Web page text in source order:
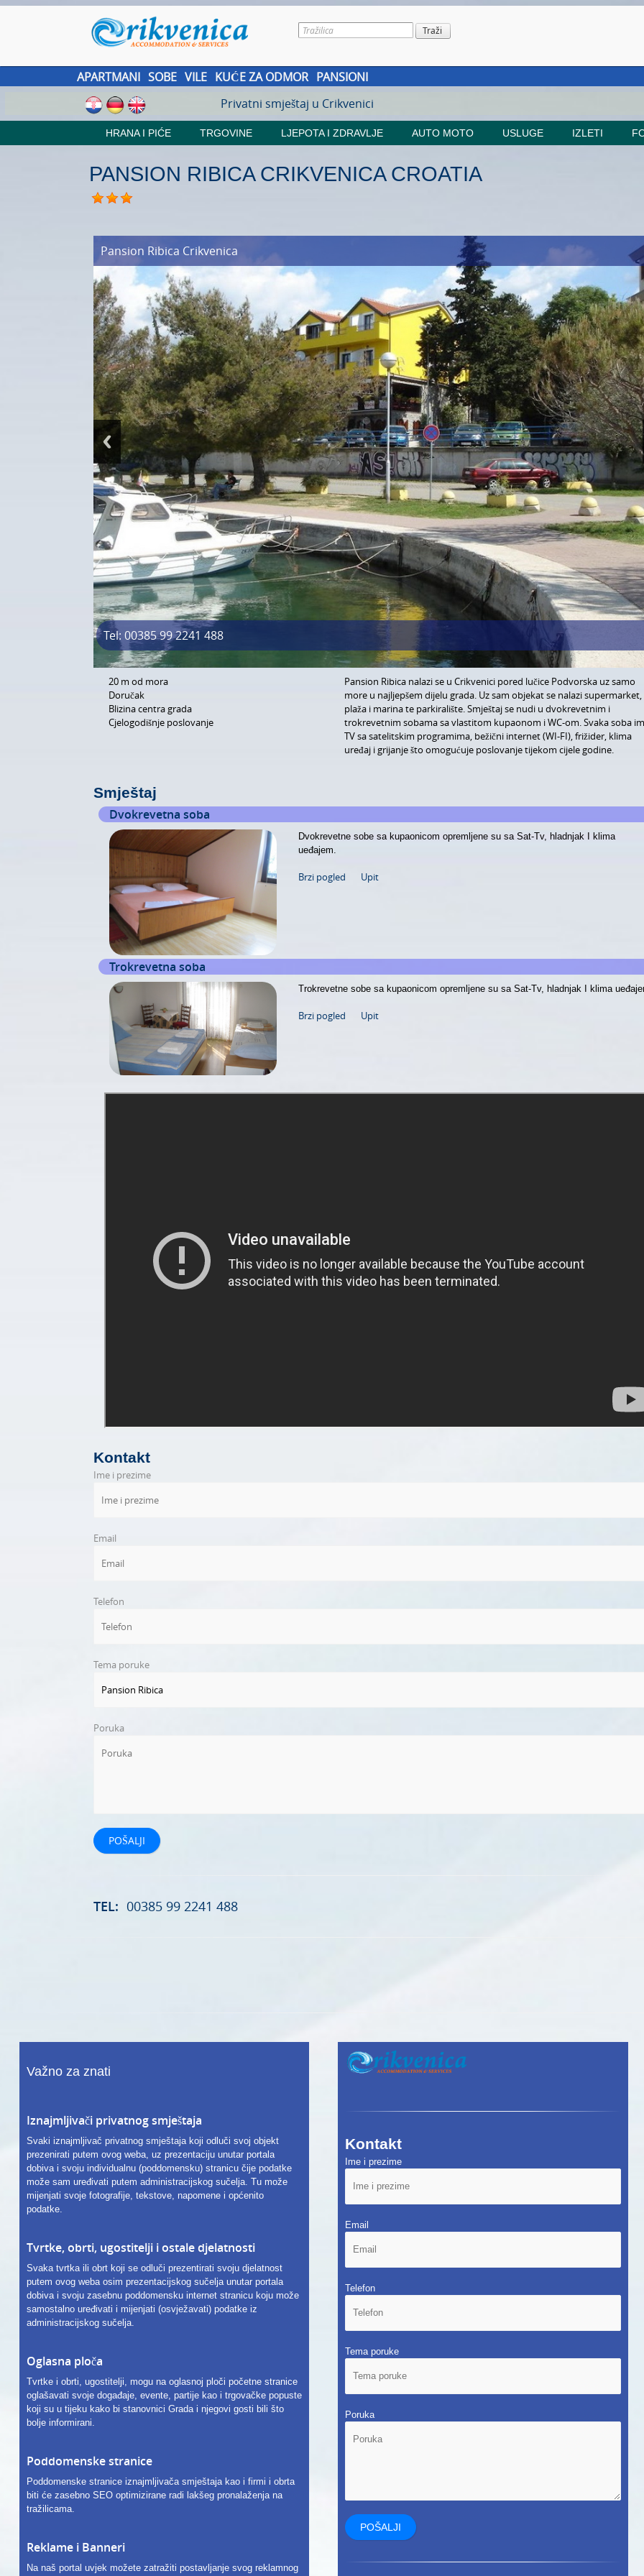
APARTMANI SOBE VILE KUĆE ZA ODMOR PANSIONI
Privatni smještaj u Crikvenici
HRANA I PIĆE TRGOVINE LJEPOTA I ZDRAVLJE AUTO MOTO USLUGE IZLETI
PANSION RIBICA CRIKVENICA CROATIA
Pansion Ribica Crikvenica
Tel: 00385 99 2241 488
20 m od mora
Doručak
Blizina centra grada
Cjelogodišnje poslovanje
Pansion Ribica nalazi se u Crikvenici pored lučice Podvorska uz samo
more u najljepšem dijelu grada. Uz sam objekat se nalazi supermarket,
plaža i marina te parkiralište. Smještaj se nudi u dvokrevetnim i
trokrevetnim sobama sa vlastitom kupaonom i WC-om. Svaka soba
TV sa satelitskim programima, bežični internet (WI-FI), frižider, klima
uređaj i grijanje što omogućuje poslovanje tijekom cijele godine.
Smještaj
Dvokrevetna soba
Dvokrevetne sobe sa kupaonicom opremljene su sa Sat-Tv, hladnjak I klima
ueđajem.
Brzi pogled Upit
Trokrevetna soba
Trokrevetne sobe sa kupaonicom opremljene su sa Sat-Tv, hladnjak I klima
Brzi pogled Upit
Kontakt
Ime i prezime
Email
Telefon
Tema poruke
Poruka
TEL: 00385 99 2241 488
Važno za znati
Iznajmljivači privatnog smještaja
Svaki iznajmljivač privatnog smještaja koji odluči svoj objekt
prezenirati putem ovog weba, uz prezentaciju unutar portala
dobiva i svoju individualnu (poddomensku) stranicu čije podatke
može sam uređivati putem administracijskog sučelja. Tu može
mijenjati svoje fotografije, tekstove, napomene i općenito
podatke.
Tvrtke, obrti, ugostitelji i ostale djelatnosti
Svaka tvrtka ili obrt koji se odluči prezentirati svoju djelatnost
putem ovog weba osim prezentacijskog sučelja unutar portala
dobiva i svoju zasebnu poddomensku internet stranicu koju može
samostalno uređivati i mijenjati (osvježavati) podatke iz
administracijskog sučelja.
Oglasna ploča
Tvrtke i obrti, ugostitelji, mogu na oglasnoj ploči početne stranice
oglašavati svoje događaje, evente, partije kao i trgovačke popuste
koji su u tijeku kako bi stanovnici Grada i njegovi gosti bili što
bolje informirani.
Poddomenske stranice
Poddomenske stranice iznajmljivača smještaja kao i firmi i obrta
biti će zasebno SEO optimizirane radi lakšeg pronalaženja na
tražilicama.
Reklame i Banneri
Na naš portal uvjek možete zatražiti postavljanje svog reklamnog
Kontakt
Ime i prezime
Email
Telefon
Tema poruke
Poruka